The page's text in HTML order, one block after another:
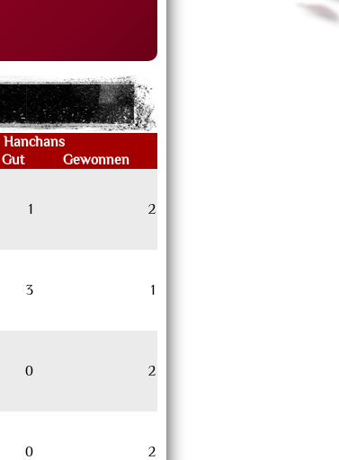
Hanchans
Gut Gewonnen
1 2
3 1
0 2
0 2